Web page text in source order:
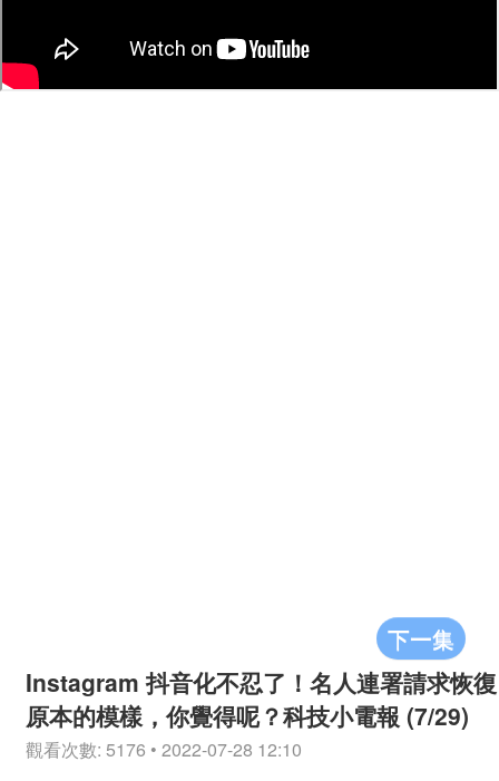
下一集
Instagram 抖音化不忍了！名人連署請求恢復
原本的模樣，你覺得呢？科技小電報 (7/29)
觀看次數: 5176 • 2022-07-28 12:10